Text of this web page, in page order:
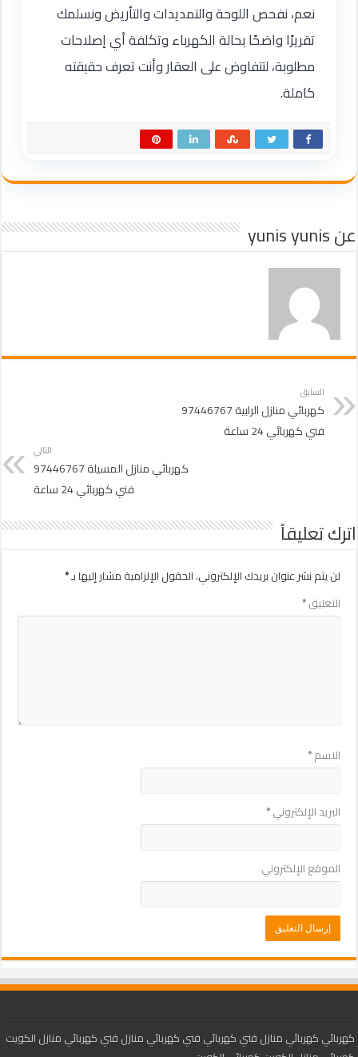
نعم، نفحص اللوحة والتمديدات والتأريض ونسلمك
تقريرًا واضحًا بحالة الكهرباء وتكلفة أي إصلاحات
مطلوبة، لتتفاوض على العقار وأنت تعرف حقيقته
كاملة.
عن yunis yunis
السابق
كهربائي منازل الرابية 97446767
فني كهربائي 24 ساعة
التالي
كهربائي منازل المسيلة 97446767
فني كهربائي 24 ساعة
اترك تعليقاً
لن يتم نشر عنوان بريدك الإلكتروني. الحقول الإلزامية مشار إليها بـ*
التعليق*
الاسم*
البريد الإلكتروني*
الموقع الإلكتروني
كهربائي كهربائي منازل فني كهربائي فني كهربائي منازل فني كهربائي منازل الكويت